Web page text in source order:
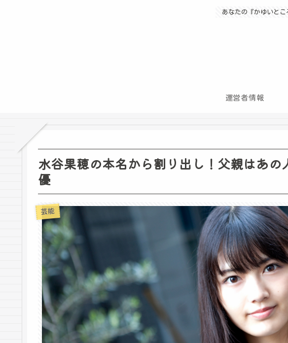
あなたの『かゆいと
運営者情報
水谷果穂の本名から割り出し！父親はあ
優
芸能